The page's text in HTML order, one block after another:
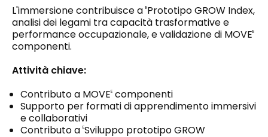
L'immersione contribuisce a EPrototipo GROW Index,
analisi dei legami tra capacità trasformative e
performance occupazionale, e validazione di MOVEE
componenti.
Attività chiave:
Contributo a MOVEE componenti
Supporto per formati di apprendimento immersivi
e collaborativi
Contributo a ESviluppo prototipo GROW